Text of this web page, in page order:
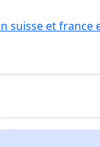
suisse et france